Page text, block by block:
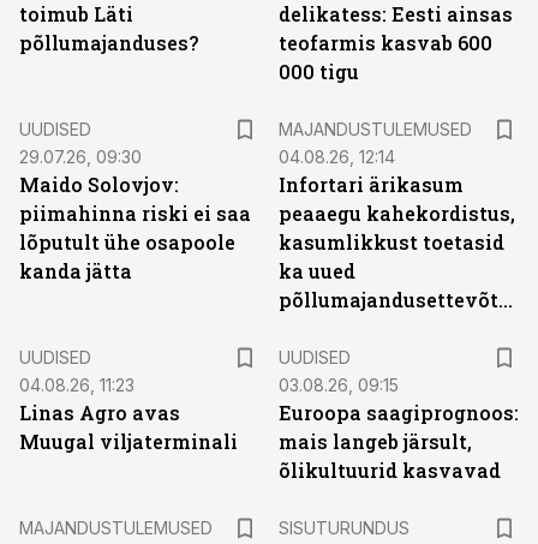
toimub Läti
põllumajanduses?
delikatess: Eesti ainsas
teofarmis kasvab 600
000 tigu
UUDISED
29.07.26, 09:30
Maido Solovjov:
piimahinna riski ei saa
lõputult ühe osapoole
kanda jätta
MAJANDUSTULEMUSED
04.08.26, 12:14
Infortari ärikasum
peaaegu kahekordistus,
kasumlikkust toetasid
ka uued
põllumajandusettevõtted
UUDISED
04.08.26, 11:23
Linas Agro avas
Muugal viljaterminali
UUDISED
03.08.26, 09:15
Euroopa saagiprognoos:
mais langeb järsult,
õlikultuurid kasvavad
MAJANDUSTULEMUSED
SISUTURUNDUS